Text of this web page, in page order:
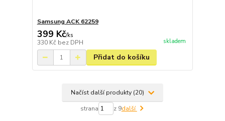
Samsung ACK 62259
399 Kč/ks
330 Kč bez DPH skladem
Přidat do košíku
Načíst další produkty (20)
strana z 9další